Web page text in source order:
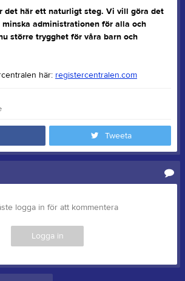
det här ett naturligt steg. Vi vill göra det
administrationen för alla och
större trygghet för våra barn och
här: registercentralen.com
Tweeta
logga in för att kommentera
Logga in